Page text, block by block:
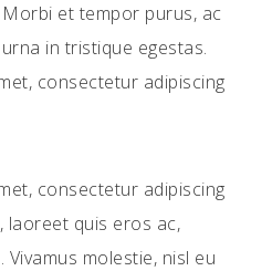
et tempor purus, ac
in tristique egestas.
consectetur adipiscing
consectetur adipiscing
laoreet quis eros ac,
molestie, nisl eu